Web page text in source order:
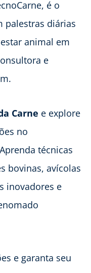
é o
palestras diárias
animal em
e
Carne e explore
no
técnicas
bovinas, avícolas
inovadores e
e garanta seu